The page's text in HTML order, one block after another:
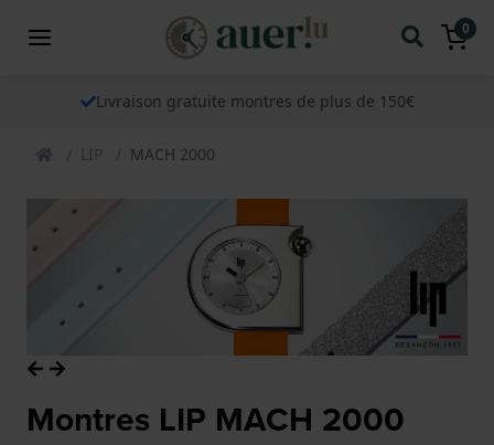
0
Livraison gratuite montres de plus de 150€
LIP MACH 2000
Montres LIP MACH 2000